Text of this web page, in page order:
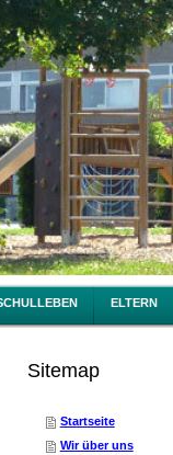
ELTERN
Sitemap
Startseite
Wir über uns